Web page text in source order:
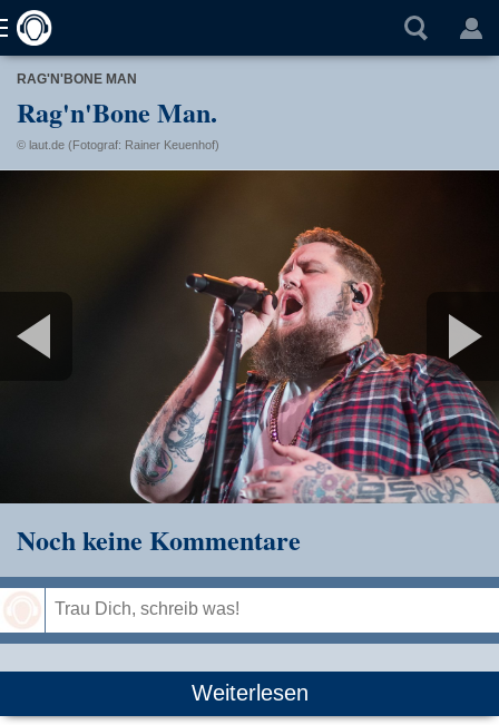
RAG'N'BONE MAN
Rag'n'Bone Man.
© laut.de (Fotograf: Rainer Keuenhof)
Noch keine Kommentare
Weiterlesen